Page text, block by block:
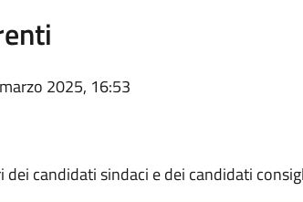
2025, 16:53
dei candidati sindaci e dei candidati